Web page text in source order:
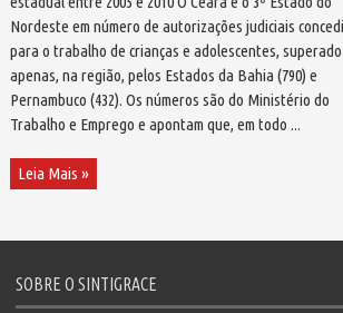
Nordeste em número de autorizações judiciais
para o trabalho de crianças e adolescentes, superado
apenas, na região, pelos Estados da Bahia (790) e
Pernambuco (432). Os números são do Ministério do
Trabalho e Emprego e apontam que, em todo ...
Leia Mais »
SOBRE O SINTIGRACE